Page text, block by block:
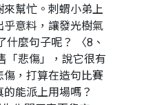
幫忙。刺蝟小弟上
乎意料，讓發光樹氣
麼句子呢？ 〈8、
「悲傷」，說它很有
，打算在造句比賽
的能派上用場嗎？